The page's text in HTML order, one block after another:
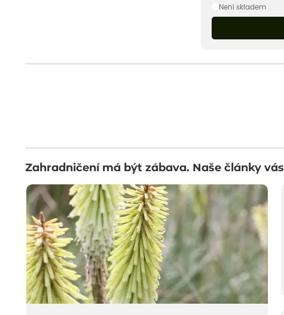
Není skladem
Zahradničení má být zábava. Naše články